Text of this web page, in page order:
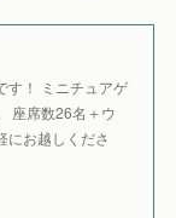
す！ ミニチュアゲ
座席数26名＋ウ
にお越しくださ